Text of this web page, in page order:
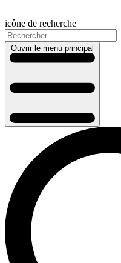
icône de recherche
Ouvrir le menu principal